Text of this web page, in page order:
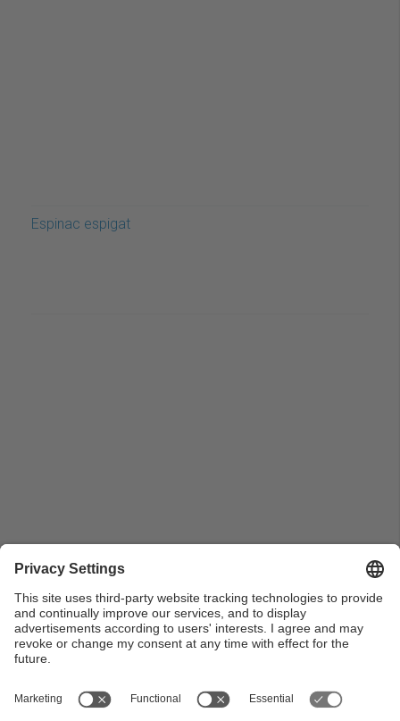
Espinac espigat
Espinac espigat (Spinacia oleracea), planta conreada
de la família de les amarantàcies